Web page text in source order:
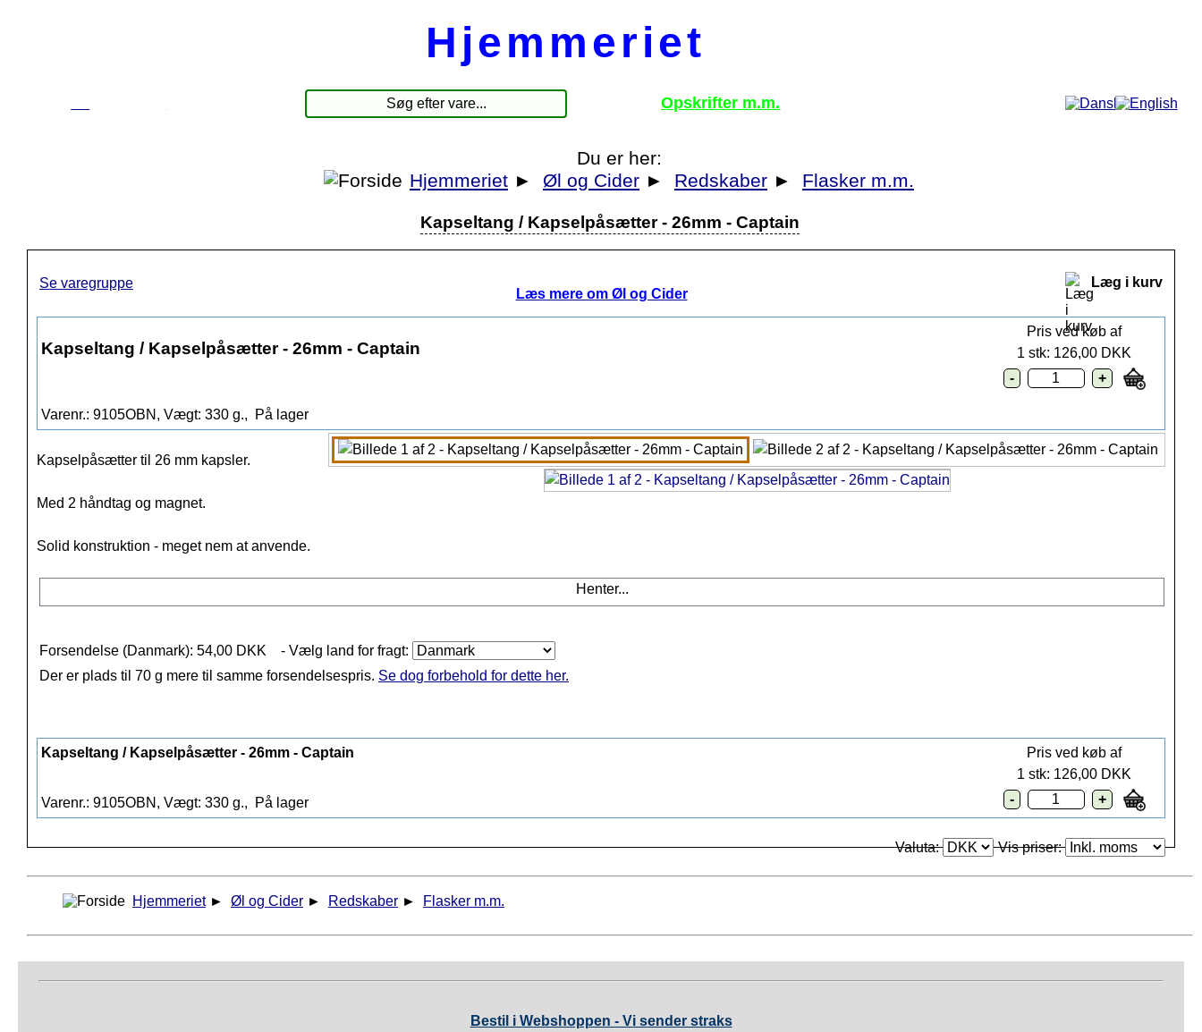
Hjemmeriet
Opskrifter m.m.
Du er her:
Hjemmeriet ► Øl og Cider ► Redskaber ► Flasker m.m.
Kapseltang / Kapselpåsætter - 26mm - Captain
Se varegruppe
Læs mere om Øl og Cider
Læg i kurv
Kapseltang / Kapselpåsætter - 26mm - Captain
Varenr.: 9105OBN, Vægt: 330 g., På lager
Pris ved køb af
1 stk: 126,00 DKK
Kapselpåsætter til 26 mm kapsler.
Med 2 håndtag og magnet.
Solid konstruktion - meget nem at anvende.
Henter...
Forsendelse (Danmark): 54,00 DKK
- Vælg land for fragt:
Der er plads til 70 g mere til samme forsendelsespris. Se dog forbehold for dette her.
Kapseltang / Kapselpåsætter - 26mm - Captain
Varenr.: 9105OBN, Vægt: 330 g., På lager
Pris ved køb af
1 stk: 126,00 DKK
Valuta: Vis priser:
Hjemmeriet ► Øl og Cider ► Redskaber ► Flasker m.m.
Bestil i Webshoppen - Vi sender straks